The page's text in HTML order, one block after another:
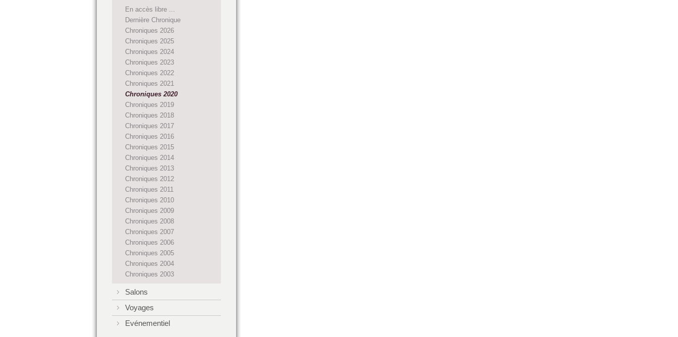
En accès libre ...
Dernière Chronique
Chroniques 2026
Chroniques 2025
Chroniques 2024
Chroniques 2023
Chroniques 2022
Chroniques 2021
Chroniques 2020
Chroniques 2019
Chroniques 2018
Chroniques 2017
Chroniques 2016
Chroniques 2015
Chroniques 2014
Chroniques 2013
Chroniques 2012
Chroniques 2011
Chroniques 2010
Chroniques 2009
Chroniques 2008
Chroniques 2007
Chroniques 2006
Chroniques 2005
Chroniques 2004
Chroniques 2003
Salons
Voyages
Evénementiel